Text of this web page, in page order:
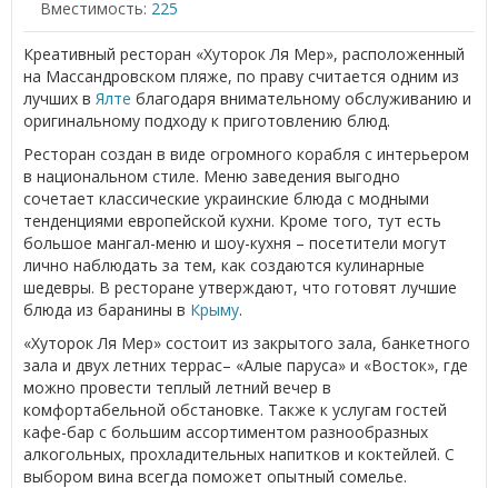
Вместимость: 225
Креативный ресторан «Хуторок Ля Мер», расположенный
на Массандровском пляже, по праву считается одним из
лучших в Ялте благодаря внимательному обслуживанию и
оригинальному подходу к приготовлению блюд.
Ресторан создан в виде огромного корабля с интерьером
в национальном стиле. Меню заведения выгодно
сочетает классические украинские блюда с модными
тенденциями европейской кухни. Кроме того, тут есть
большое мангал-меню и шоу-кухня – посетители могут
лично наблюдать за тем, как создаются кулинарные
шедевры. В ресторане утверждают, что готовят лучшие
блюда из баранины в Крыму.
«Хуторок Ля Мер» состоит из закрытого зала, банкетного
зала и двух летних террас– «Алые паруса» и «Восток», где
можно провести теплый летний вечер в
комфортабельной обстановке. Также к услугам гостей
кафе-бар с большим ассортиментом разнообразных
алкогольных, прохладительных напитков и коктейлей. С
выбором вина всегда поможет опытный сомелье.